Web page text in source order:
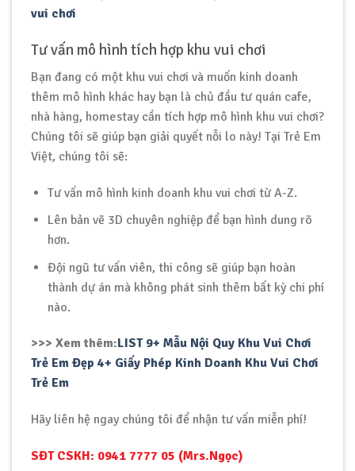
vui chơi
Tư vấn mô hình tích hợp khu vui chơi
Bạn đang có một khu vui chơi và muốn kinh doanh
thêm mô hình khác hay bạn là chủ đầu tư quán cafe,
nhà hàng, homestay cần tích hợp mô hình khu vui chơi?
Chúng tôi sẽ giúp bạn giải quyết nỗi lo này! Tại Trẻ Em
Việt, chúng tôi sẽ:
Tư vấn mô hình kinh doanh khu vui chơi từ A-Z.
Lên bản vẽ 3D chuyên nghiệp để bạn hình dung rõ
hơn.
Đội ngũ tư vấn viên, thi công sẽ giúp bạn hoàn
thành dự án mà không phát sinh thêm bất kỳ chi phí
nào.
>>> Xem thêm:LIST 9+ Mẫu Nội Quy Khu Vui Chơi
Trẻ Em Đẹp 4+ Giấy Phép Kinh Doanh Khu Vui Chơi
Trẻ Em
Hãy liên hệ ngay chúng tôi để nhận tư vấn miễn phí!
SĐT CSKH: 0941 7777 05 (Mrs.Ngọc)